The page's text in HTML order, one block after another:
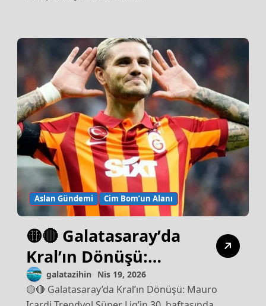
Aslan Gündemi Cim Bom’un Alanı
🟡🔴 Galatasaray’da
Kral’ın Dönüşü:
Mauro Icardi
galatazihin Nis 19, 2026
🟡🔴 Galatasaray’da Kral’ın Dönüşü: Mauro